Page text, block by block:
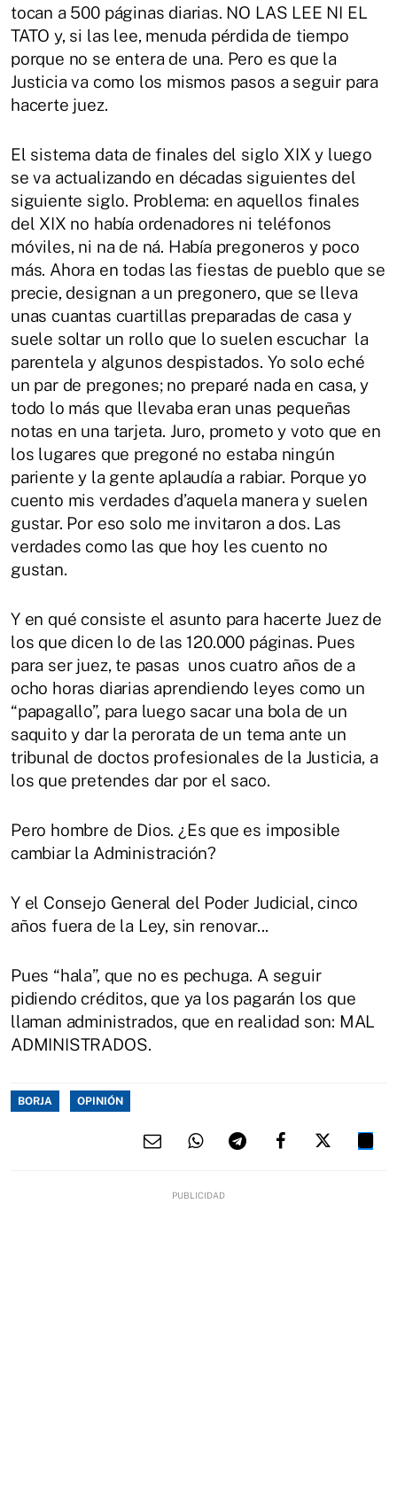
tocan a 500 páginas diarias. NO LAS LEE NI EL
TATO y, si las lee, menuda pérdida de tiempo
porque no se entera de una. Pero es que la
Justicia va como los mismos pasos a seguir para
hacerte juez.
El sistema data de finales del siglo XIX y luego
se va actualizando en décadas siguientes del
siguiente siglo. Problema: en aquellos finales
del XIX no había ordenadores ni teléfonos
móviles, ni na de ná. Había pregoneros y poco
más. Ahora en todas las fiestas de pueblo que se
precie, designan a un pregonero, que se lleva
unas cuantas cuartillas preparadas de casa y
suele soltar un rollo que lo suelen escuchar la
parentela y algunos despistados. Yo solo eché
un par de pregones; no preparé nada en casa, y
todo lo más que llevaba eran unas pequeñas
notas en una tarjeta. Juro, prometo y voto que en
los lugares que pregoné no estaba ningún
pariente y la gente aplaudía a rabiar. Porque yo
cuento mis verdades d’aquela manera y suelen
gustar. Por eso solo me invitaron a dos. Las
verdades como las que hoy les cuento no
gustan.
Y en qué consiste el asunto para hacerte Juez de
los que dicen lo de las 120.000 páginas. Pues
para ser juez, te pasas unos cuatro años de a
ocho horas diarias aprendiendo leyes como un
“papagallo”, para luego sacar una bola de un
saquito y dar la perorata de un tema ante un
tribunal de doctos profesionales de la Justicia, a
los que pretendes dar por el saco.
Pero hombre de Dios. ¿Es que es imposible
cambiar la Administración?
Y el Consejo General del Poder Judicial, cinco
años fuera de la Ley, sin renovar...
Pues “hala”, que no es pechuga. A seguir
pidiendo créditos, que ya los pagarán los que
llaman administrados, que en realidad son: MAL
ADMINISTRADOS.
BORJA OPINIÓN